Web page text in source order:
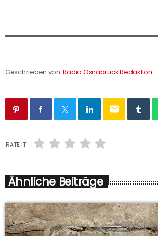
Geschrieben von:Radio Osnabrück Redaktion
email
RATE IT
Ähnliche Beiträge